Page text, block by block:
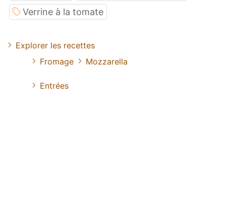
Verrine à la tomate
Explorer les recettes
Fromage
Mozzarella
Entrées